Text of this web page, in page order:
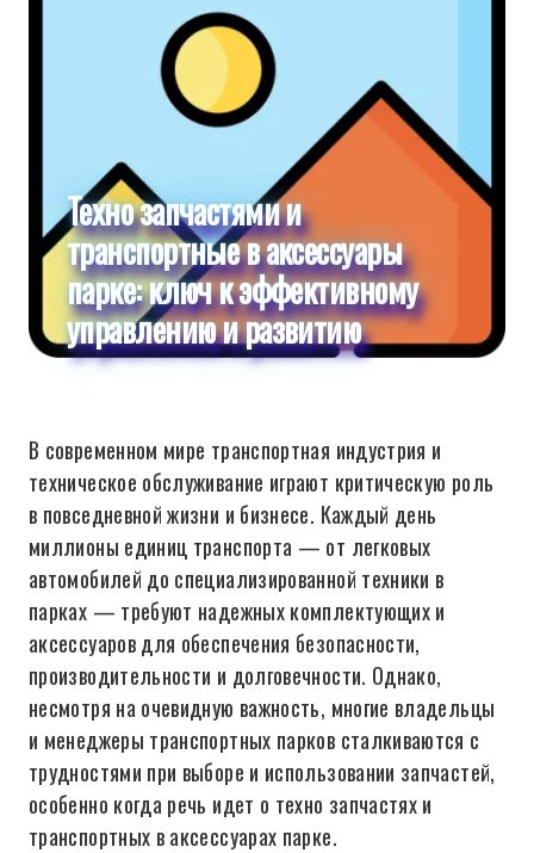
Техно запчастями и
транспортные в аксессуары
парке: ключ к эффективному
управлению и развитию
В современном мире транспортная индустрия и
техническое обслуживание играют критическую роль
в повседневной жизни и бизнесе. Каждый день
миллионы единиц транспорта — от легковых
автомобилей до специализированной техники в
парках — требуют надежных комплектующих и
аксессуаров для обеспечения безопасности,
производительности и долговечности. Однако,
несмотря на очевидную важность, многие владельцы
и менеджеры транспортных парков сталкиваются с
трудностями при выборе и использовании запчастей,
особенно когда речь идет о техно запчастях и
транспортных в аксессуарах парке.